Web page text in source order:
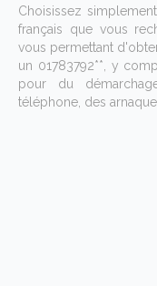
Choisissez
français que vous
vous permettant
un 01783792**, y
pour du
téléphone, des